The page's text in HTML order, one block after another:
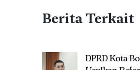
Berita Terkait
DPRD Kota